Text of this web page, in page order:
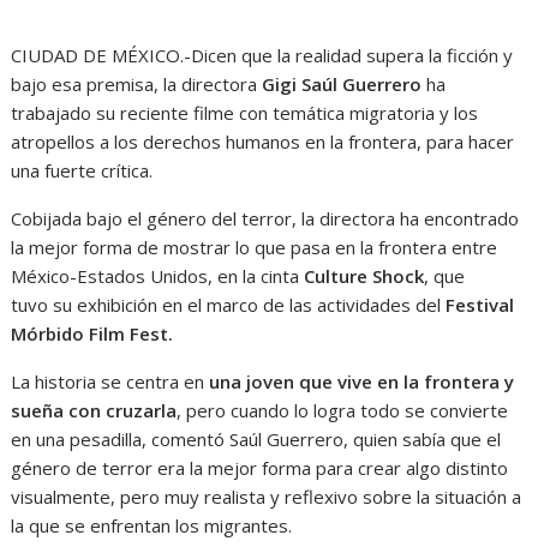
CIUDAD DE MÉXICO.-Dicen que la realidad supera la ficción y
bajo esa premisa, la directora Gigi Saúl Guerrero ha
trabajado su reciente filme con temática migratoria y los
atropellos a los derechos humanos en la frontera, para hacer
una fuerte crítica.
Cobijada bajo el género del terror, la directora ha encontrado
la mejor forma de mostrar lo que pasa en la frontera entre
México-Estados Unidos, en la cinta Culture Shock, que
tuvo su exhibición en el marco de las actividades del Festival
Mórbido Film Fest.
La historia se centra en una joven que vive en la frontera y
sueña con cruzarla, pero cuando lo logra todo se convierte
en una pesadilla, comentó Saúl Guerrero, quien sabía que el
género de terror era la mejor forma para crear algo distinto
visualmente, pero muy realista y reflexivo sobre la situación a
la que se enfrentan los migrantes.